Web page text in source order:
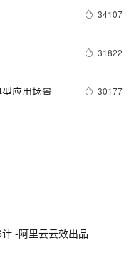
34107
31822
应用场景 30177
您的数据安全
do)的用法
-阿里云云效出品